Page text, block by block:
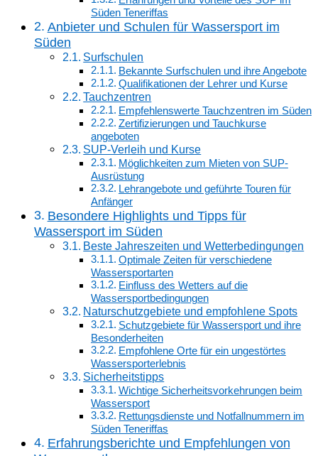
Süden Teneriffas
Anbieter und Schulen für Wassersport im
Süden
Surfschulen
Bekannte Surfschulen und ihre Angebote
Qualifikationen der Lehrer und Kurse
Tauchzentren
Empfehlenswerte Tauchzentren im Süden
Zertifizierungen und Tauchkurse
angeboten
SUP-Verleih und Kurse
Möglichkeiten zum Mieten von SUP-
Ausrüstung
Lehrangebote und geführte Touren für
Anfänger
Besondere Highlights und Tipps für
Wassersport im Süden
Beste Jahreszeiten und Wetterbedingungen
Optimale Zeiten für verschiedene
Wassersportarten
Einfluss des Wetters auf die
Wassersportbedingungen
Naturschutzgebiete und empfohlene Spots
Schutzgebiete für Wassersport und ihre
Besonderheiten
Empfohlene Orte für ein ungestörtes
Wassersporterlebnis
Sicherheitstipps
Wichtige Sicherheitsvorkehrungen beim
Wassersport
Rettungsdienste und Notfallnummern im
Süden Teneriffas
Erfahrungsberichte und Empfehlungen von